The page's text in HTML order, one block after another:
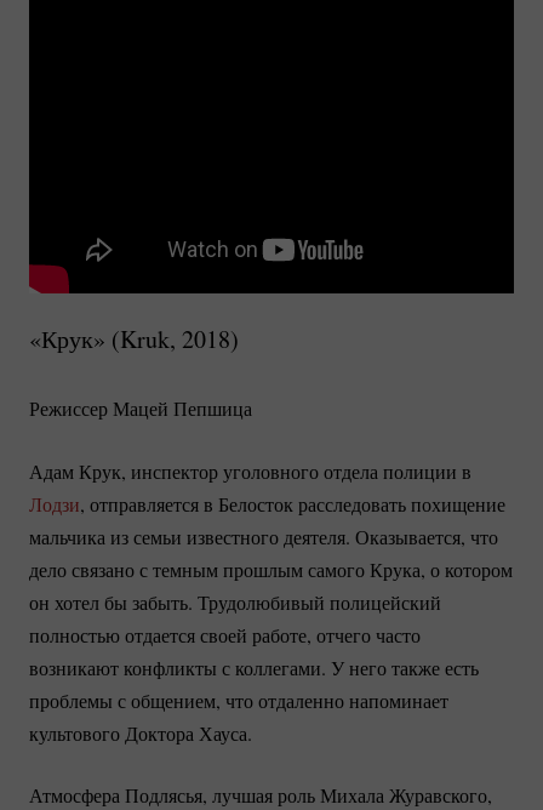
«Крук» (Kruk, 2018)
Режиссер Мацей Пепшица
Адам Крук, инспектор уголовного отдела полиции в
Лодзи, отправляется в Белосток расследовать похищение
мальчика из семьи известного деятеля. Оказывается, что
дело связано с темным прошлым самого Крука, о котором
он хотел бы забыть. Трудолюбивый полицейский
полностью отдается своей работе, отчего часто
возникают конфликты с коллегами. У него также есть
проблемы с общением, что отдаленно напоминает
культового Доктора Хауса.
Атмосфера Подлясья, лучшая роль Михала Журавского,